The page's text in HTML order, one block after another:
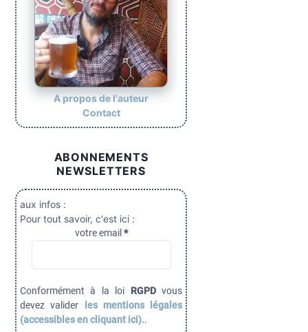
A propos de l'auteur
Contact
ABONNEMENTS
NEWSLETTERS
aux infos :
Pour tout savoir, c'est ici :
votre email *
Conformément à la loi RGPDvous
devez valider
les mentions légales
(accessibles en cliquant ici)..